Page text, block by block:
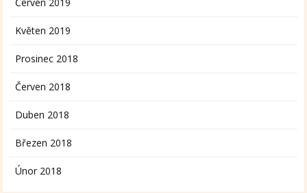
Květen 2019
Prosinec 2018
Červen 2018
Duben 2018
Březen 2018
Únor 2018